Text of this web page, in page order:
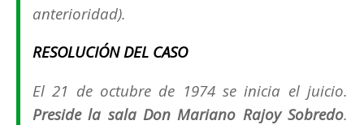
anterioridad).
RESOLUCIÓN DEL CASO
El 21 de octubre de 1974 se inicia el juicio.
Preside la sala Don Mariano Rajoy Sobredo.